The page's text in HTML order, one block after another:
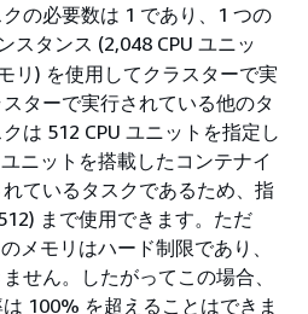
の必要数は 1 であり、1 つの
スタンス (2,048 CPU ユニッ
リ) を使用してクラスターで実
ターで実行されている他のタ
は 512 CPU ユニットを指定し
ニットを搭載したコンテナイ
ているタスクであるため、指
まで使用できます。ただ
メモリはハード制限であり、
せん。したがってこの場合、
100% を超えることはできま